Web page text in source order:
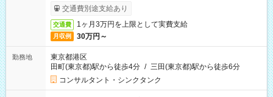
ービス利用可（利用条件有）
交通費別途支給あり
交通費 1ヶ月3万円を上限として実費支給
月収例 30万円～
勤務地
東京都港区
田町(東京都)駅から徒歩4分 / 三田(東京都)駅から徒歩6分
コンサルタント・シンクタンク